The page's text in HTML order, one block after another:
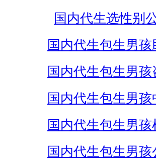
国内代生选性别
国内代生包生男孩
国内代生包生男孩
国内代生包生男孩
国内代生包生男孩
国内代生包生男孩